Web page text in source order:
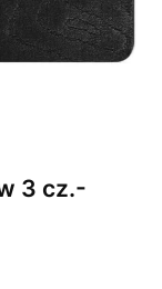
3 cz.-